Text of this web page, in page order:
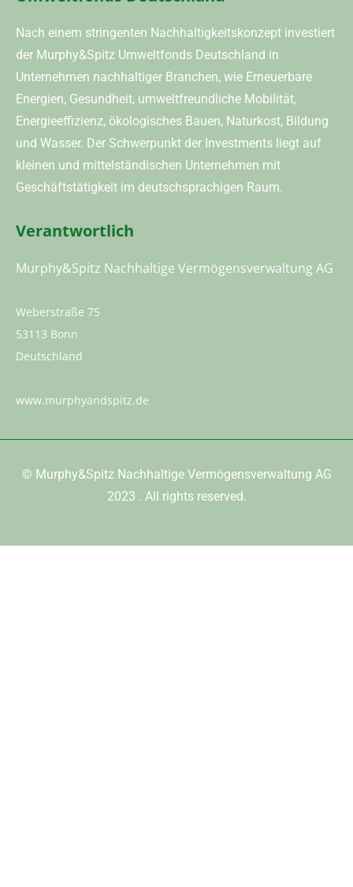
Nach einem stringenten Nachhaltigkeitskonzept investiert
der Murphy&Spitz Umweltfonds Deutschland in
Unternehmen nachhaltiger Branchen, wie Erneuerbare
Energien, Gesundheit, umweltfreundliche Mobilität,
Energieeffizienz, ökologisches Bauen, Naturkost, Bildung
und Wasser. Der Schwerpunkt der Investments liegt auf
kleinen und mittelständischen Unternehmen mit
Geschäftstätigkeit im deutschsprachigen Raum.
Verantwortlich
Murphy&Spitz Nachhaltige Vermögensverwaltung AG
Weberstraße 75
53113 Bonn
Deutschland
www.murphyandspitz.de
© Murphy&Spitz Nachhaltige Vermögensverwaltung AG
2023 . All rights reserved.